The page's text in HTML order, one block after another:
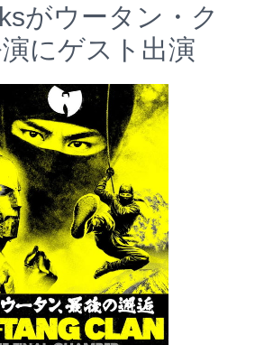
がウータン・ク
にゲスト出演